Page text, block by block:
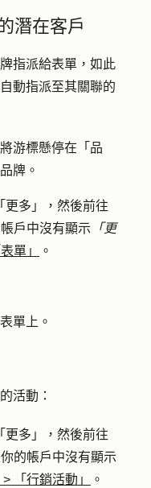
潛在客戶
指派給表單，如此
動指派至其關聯的
將游標懸停在「 品
品牌 。
「更多」
，然後前往
戶中沒有顯示 「更
表單」 。
單上。
活動：
「更多」
，然後前往
你的帳戶中沒有顯示
> 「行銷活動」 。